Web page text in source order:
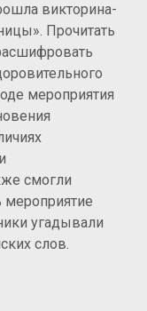
викторина-
Прочитать
мероприятия
смогли
мероприятие
угадывали
слов.